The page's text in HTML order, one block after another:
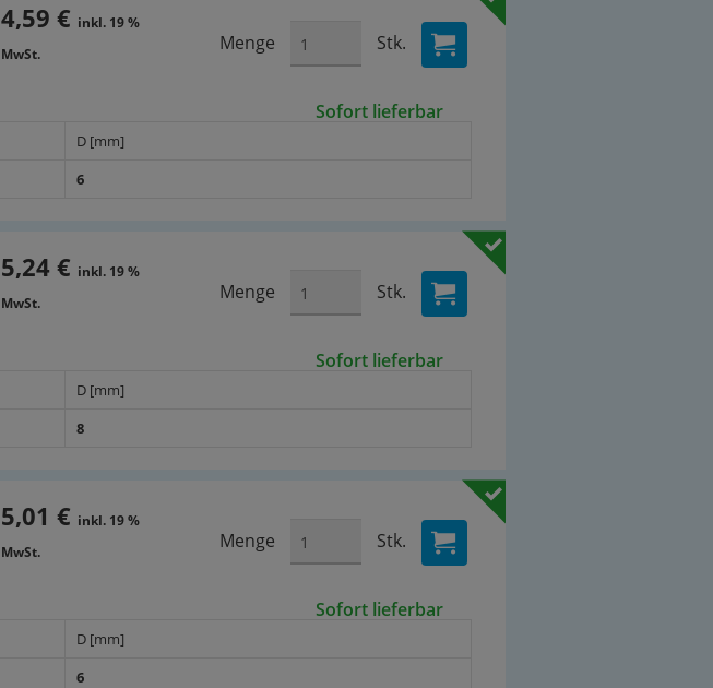
4,59 € inkl. 19 %
MwSt.
Menge Stk.
Sofort lieferbar
D [mm]
6
5,24 € inkl. 19 %
MwSt.
Menge Stk.
Sofort lieferbar
D [mm]
8
5,01 € inkl. 19 %
MwSt.
Menge Stk.
Sofort lieferbar
D [mm]
6